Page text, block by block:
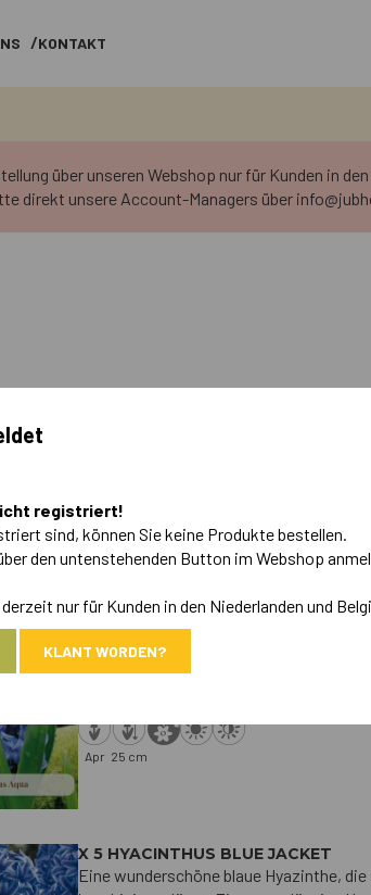
KONTAKT
über unseren Webshop nur für Kunden in
direkt unsere Account-Managers über
X 5 HYACINTHUS AQUA
Eine schöne, klare blaue Hyazinthe, die
kombinieren lässt. Eine zuverlässige
Apr 25 cm
X 5 HYACINTHUS BLUE JACKET
Eine wunderschöne blaue Hyazinthe,
registriert!
sind, können Sie keine Produkte bestellen.
den untenstehenden Button im Webshop
nur für Kunden in den Niederlanden und
KLANT WORDEN?